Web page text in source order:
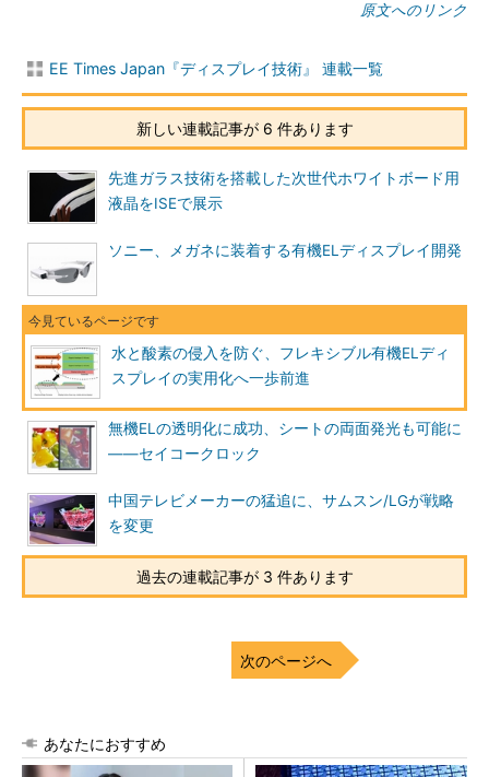
原文へのリンク
EE Times Japan『ディスプレイ技術』 連載一覧
新しい連載記事が 6 件あります
先進ガラス技術を搭載した次世代ホワイトボード用
液晶をISEで展示
ソニー、メガネに装着する有機ELディスプレイ開発
水と酸素の侵入を防ぐ、フレキシブル有機ELディ
スプレイの実用化へ一歩前進
無機ELの透明化に成功、シートの両面発光も可能に
――セイコークロック
中国テレビメーカーの猛追に、サムスン/LGが戦略
を変更
過去の連載記事が 3 件あります
次のページへ
あなたにおすすめ